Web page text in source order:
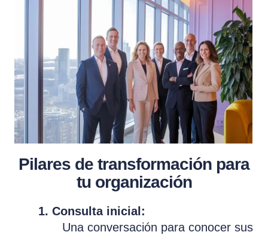
Pilares de transformación para
tu organización
1. Consulta inicial:
Una conversación para conocer sus